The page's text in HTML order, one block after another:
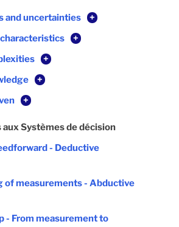
and uncertainties
+
+
+
+
+
Systèmes de décision
- Deductive
of measurements - Abductive
- From measurement to